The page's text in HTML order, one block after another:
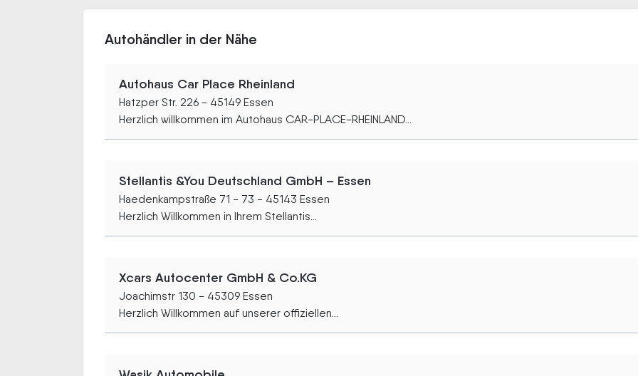
Autohändler in der Nähe
Autohaus Car Place Rheinland
Hatzper Str. 226 - 45149 Essen
Herzlich willkommen im Autohaus CAR-PLACE-RHEINLAND...
Stellantis &You Deutschland GmbH – Essen
Haedenkampstraße 71 - 73 - 45143 Essen
Herzlich Willkommen in Ihrem Stellantis...
Xcars Autocenter GmbH & Co.KG
Joachimstr 130 - 45309 Essen
Herzlich Willkommen auf unserer offiziellen...